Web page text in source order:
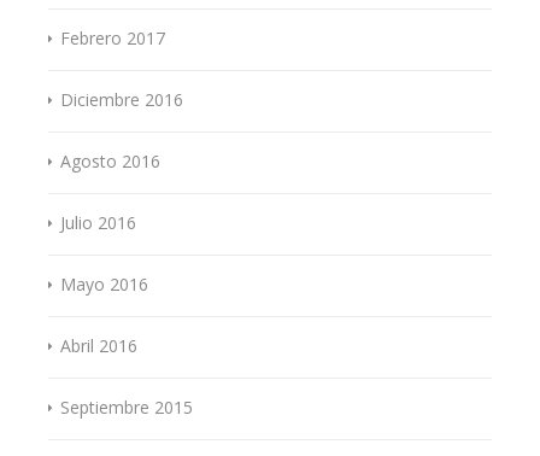
Febrero 2017
Diciembre 2016
Agosto 2016
Julio 2016
Mayo 2016
Abril 2016
Septiembre 2015